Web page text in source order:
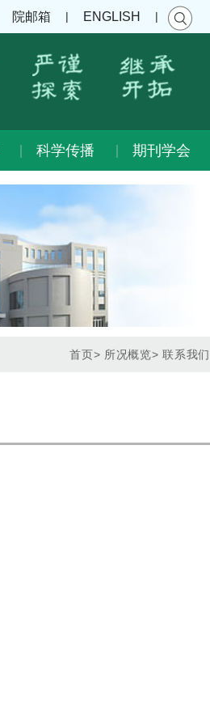
院邮箱 | ENGLISH |
科学传播 期刊学会
首页> 所况概览>联系我们